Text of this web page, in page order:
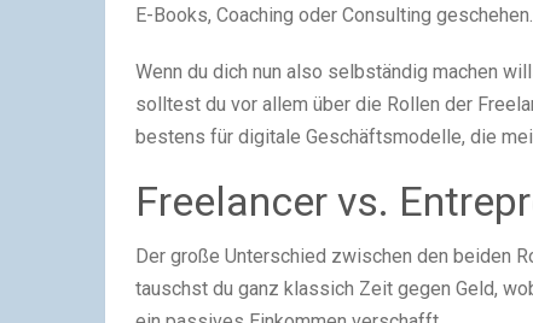
E-Books, Coaching oder Consulting geschehen.
Wenn du dich nun also selbständig machen
solltest du vor allem über die Rollen der
bestens für digitale Geschäftsmodelle, die
Freelancer vs.
Der große Unterschied zwischen den beiden
tauschst du ganz klassich Zeit gegen Geld,